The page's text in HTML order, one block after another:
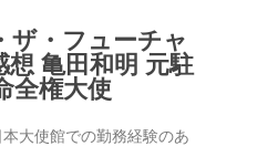
ザ・フューチャ
想 亀田和明 元駐
全権大使
大使館での勤務経験のあ